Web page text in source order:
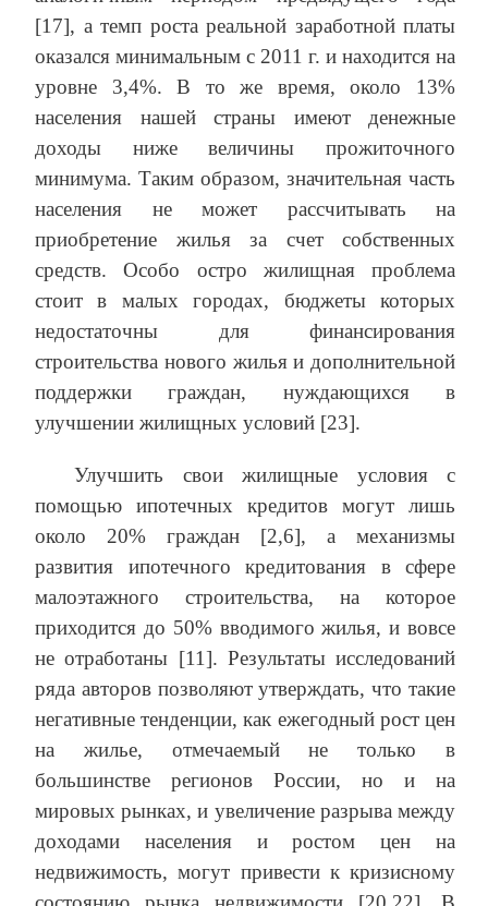
[17], а темп роста реальной заработной платы
оказался минимальным с 2011 г. и находится на
уровне 3,4%. В то же время, около 13%
населения нашей страны имеют денежные
доходы ниже величины прожиточного
минимума. Таким образом, значительная часть
населения не может рассчитывать на
приобретение жилья за счет собственных
средств. Особо остро жилищная проблема
стоит в малых городах, бюджеты которых
недостаточны для финансирования
строительства нового жилья и дополнительной
поддержки граждан, нуждающихся в
улучшении жилищных условий [23].
Улучшить свои жилищные условия с
помощью ипотечных кредитов могут лишь
около 20% граждан [2,6], а механизмы
развития ипотечного кредитования в сфере
малоэтажного строительства, на которое
приходится до 50% вводимого жилья, и вовсе
не отработаны [11]. Результаты исследований
ряда авторов позволяют утверждать, что такие
негативные тенденции, как ежегодный рост цен
на жилье, отмечаемый не только в
большинстве регионов России, но и на
мировых рынках, и увеличение разрыва между
доходами населения и ростом цен на
недвижимость, могут привести к кризисному